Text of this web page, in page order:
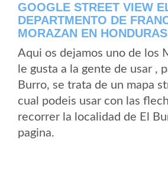
GOOGLE STREET VIEW
DEPARTMENTO DE
MORAZAN EN HONDURAS
Aqui os dejamos uno de los
le gusta a la gente de usar ,
Burro, se trata de un mapa
cual podeis usar con las
recorrer la localidad de El
pagina.